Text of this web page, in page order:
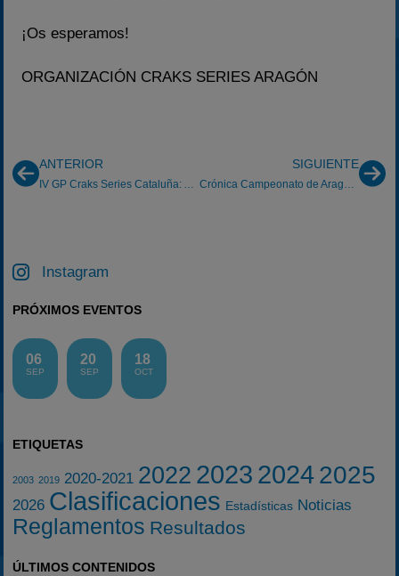
¡Os esperamos!
ORGANIZACIÓN CRAKS SERIES ARAGÓN
ANTERIOR
IV GP Craks Series Cataluña: Alex Salas brilla en Cardedeu
SIGUIENTE
Crónica Campeonato de Aragón de Karting de Alquiler: Navarra 5/06/2016
Instagram
PRÓXIMOS EVENTOS
06
SEP
20
SEP
18
OCT
ETIQUETAS
2003 2019 2020-2021 2022 2023 20242025
2026 Clasificaciones Estadísticas Noticias
Reglamentos Resultados
ÚLTIMOS CONTENIDOS